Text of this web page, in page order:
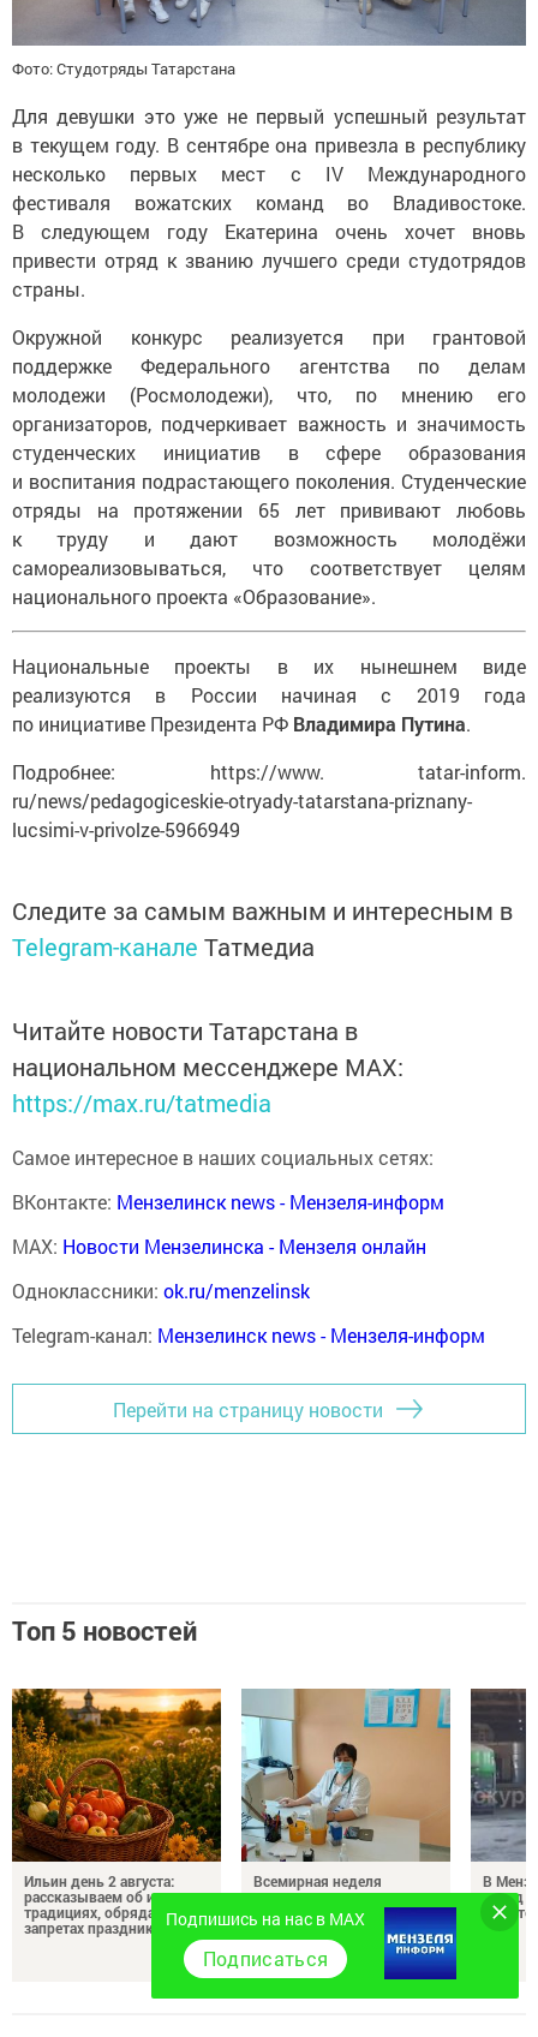
Фото: Студотряды Татарстана
Для девушки это уже не первый успешный результат
в текущем году. В сентябре она привезла в республику
несколько первых мест с IV Международного
фестиваля вожатских команд во Владивостоке.
В следующем году Екатерина очень хочет вновь
привести отряд к званию лучшего среди студотрядов
страны.
Окружной конкурс реализуется при грантовой
поддержке Федерального агентства по делам
молодежи (Росмолодежи), что, по мнению его
организаторов, подчеркивает важность и значимость
студенческих инициатив в сфере образования
и воспитания подрастающего поколения. Студенческие
отряды на протяжении 65 лет прививают любовь
к труду и дают возможность молодёжи
самореализовываться, что соответствует целям
национального проекта «Образование».
Национальные проекты в их нынешнем виде
реализуются в России начиная с 2019 года
по инициативе Президента РФ Владимира Путина.
Подробнее: https://www. tatar-inform.
ru/news/pedagogiceskie-otryady-tatarstana-priznany-
lucsimi-v-privolze-5966949
Следите за самым важным и интересным в
Telegram-канале Татмедиа
Читайте новости Татарстана в
национальном мессенджере MАХ:
https://max.ru/tatmedia
Самое интересное в наших социальных сетях:
ВКонтакте: Мензелинск news - Мензеля-информ
MAX: Новости Мензелинска - Мензеля онлайн
Одноклассники: ok.ru/menzelinsk
Telegram-канал: Мензелинск news - Мензеля-информ
Перейти на страницу новости
Топ 5 новостей
Ильин день 2 августа:
рассказываем об истории,
традициях, обрядах и
запретах праздника
Всемирная неделя
грудного вскармливания:
педиатр рассказала о
пользе грудного молока и
поддержке кормящих
мам
В
перед
Подпишись на нас в MAX
Подписаться